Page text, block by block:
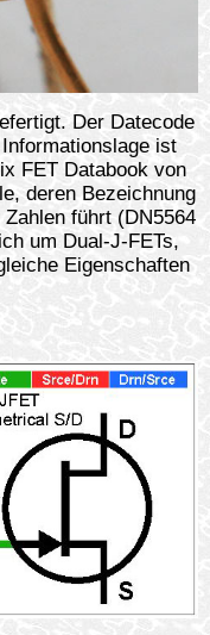
Der Datecode
ist
FET Databook von
deren Bezeichnung
führt (DN5564
um Dual-J-FETs,
Eigenschaften